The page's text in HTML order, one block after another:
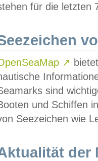
für die letzten
↗
sind
und Schiffen
Seezeichen wie
der